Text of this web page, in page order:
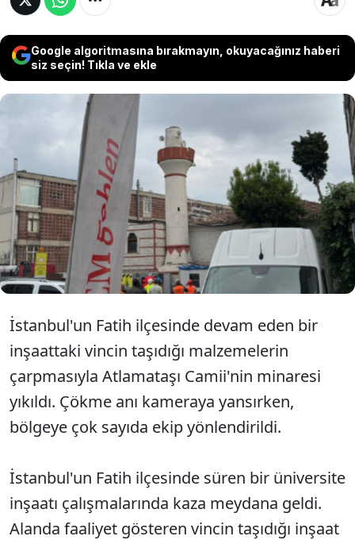
Google algoritmasına bırakmayın, okuyacağınız haberi
siz seçin! Tıkla ve ekle
Bir üniversitenin inşaat çalışmaları
sırasında vincin taşıdığı demirlerin
çarpması sonucu Atlamataşı Camii'nin
minaresi çöktü.
İstanbul'un Fatih ilçesinde devam eden bir
inşaattaki vincin taşıdığı malzemelerin
çarpmasıyla Atlamataşı Camii'nin minaresi
yıkıldı. Çökme anı kameraya yansırken,
bölgeye çok sayıda ekip yönlendirildi.
İstanbul'un Fatih ilçesinde süren bir üniversite
inşaatı çalışmalarında kaza meydana geldi.
Alanda faaliyet gösteren vincin taşıdığı inşaat